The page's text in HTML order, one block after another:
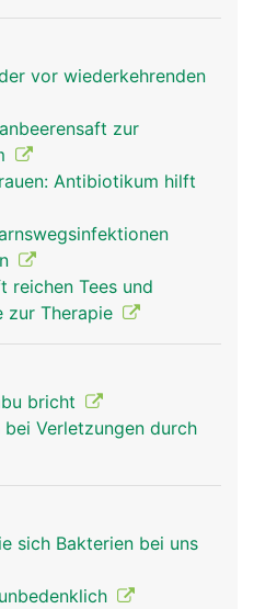
vor wiederkehrenden
zur
Antibiotikum hilft
reichen Tees und
zur Therapie
bricht
Verletzungen durch
sich Bakterien bei uns